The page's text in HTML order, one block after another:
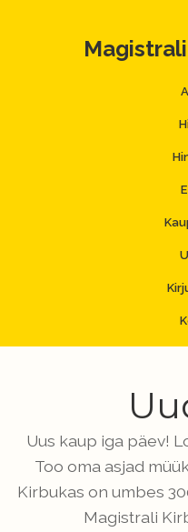
Uus kaup iga päev!
Too oma asjad
Kirbukas on umbes
Magistrali